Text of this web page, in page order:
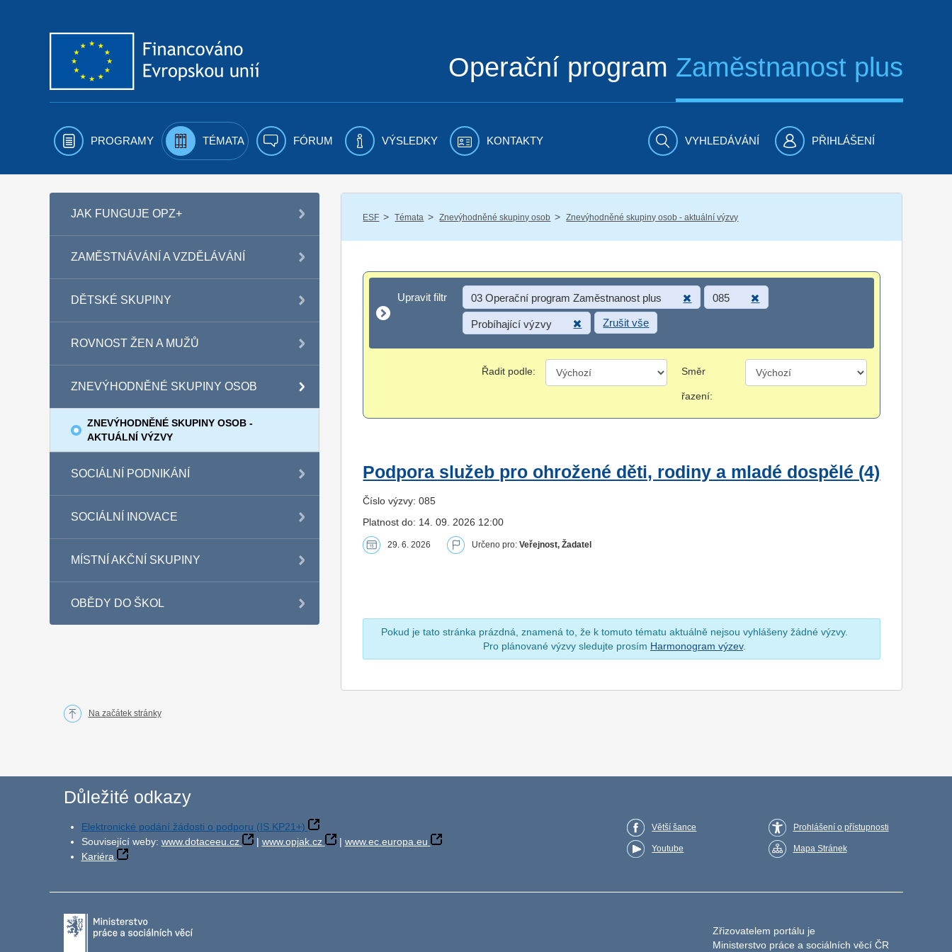
Operační program Zaměstnanost plus
PROGRAMY TÉMATA FÓRUM VÝSLEDKY KONTAKTY VYHLEDÁVÁNÍ PŘIHLÁŠENÍ
JAK FUNGUJE OPZ+
ZAMĚSTNÁVÁNÍ A VZDĚLÁVÁNÍ
DĚTSKÉ SKUPINY
ROVNOST ŽEN A MUŽŮ
ZNEVÝHODNĚNÉ SKUPINY OSOB
ZNEVÝHODNĚNÉ SKUPINY OSOB -
AKTUÁLNÍ VÝZVY
SOCIÁLNÍ PODNIKÁNÍ
SOCIÁLNÍ INOVACE
MÍSTNÍ AKČNÍ SKUPINY
OBĚDY DO ŠKOL
ESF / Témata / Znevýhodněné skupiny osob / Znevýhodněné skupiny osob - aktuální výzvy
Upravit filtr
Upravit filtr 03 Operační program Zaměstnanost plus 085
Probíhající výzvy Zrušit vše
Řadit podle: Směr
řazení:
Podpora služeb pro ohrožené děti, rodiny a mladé dospělé (4)
Číslo výzvy: 085
Platnost do: 14. 09. 2026 12:00
29. 6. 2026 Určeno pro:Veřejnost, Žadatel
Pokud je tato stránka prázdná, znamená to, že k tomuto tématu aktuálně nejsou vyhlášeny žádné výzvy.
Pro plánované výzvy sledujte prosím Harmonogram výzev.
Na začátek stránky
Důležité odkazy
Elektronické podání žádosti o podporu (IS KP21+)
Související weby: www.dotaceeu.cz | www.opjak.cz | www.ec.europa.eu
Kariéra
Větší šance
Youtube
Prohlášení o přístupnosti
Mapa Stránek
Zřizovatelem portálu je
Ministerstvo práce a sociálních věcí ČR